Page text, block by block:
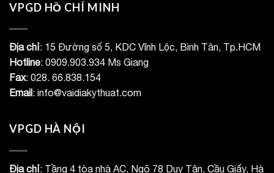
VPGD HỒ CHÍ MINH
Địa chỉ: 15 Đường số 5, KDC Vĩnh Lộc, Bình Tân, Tp.HCM
Hotline: 0909.903.934 Ms Giang
Fax: 028. 66.838.154
Email: info@vaidiakythuat.com
VPGD HÀ NỘI
Địa chỉ: Tầng 4 tòa nhà AC, Ngõ 78 Duy Tân, Cầu Giấy, Hà